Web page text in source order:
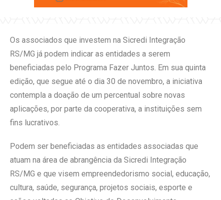
Os associados que investem na Sicredi Integração
RS/MG já podem indicar as entidades a serem
beneficiadas pelo Programa Fazer Juntos. Em sua quinta
edição, que segue até o dia 30 de novembro, a iniciativa
contempla a doação de um percentual sobre novas
aplicações, por parte da cooperativa, a instituições sem
fins lucrativos.
Podem ser beneficiadas as entidades associadas que
atuam na área de abrangência da Sicredi Integração
RS/MG e que visem empreendedorismo social, educação,
cultura, saúde, segurança, projetos sociais, esporte e